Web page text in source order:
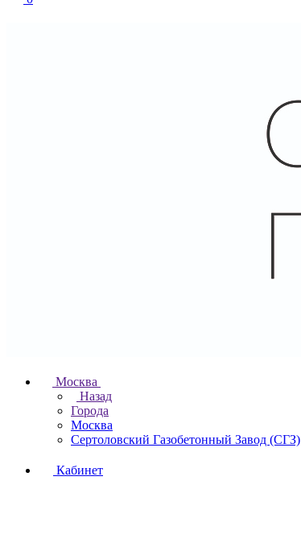
Москва
Назад
Города
Москва
Сертоловский Газобетонный Завод (СГЗ)
Кабинет